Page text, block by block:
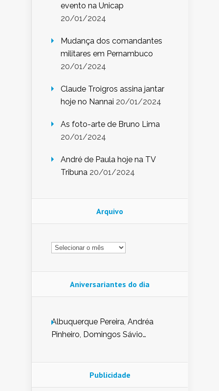
evento na Unicap
20/01/2024
Mudança dos comandantes
militares em Pernambuco
20/01/2024
Claude Troigros assina jantar
hoje no Nannai 20/01/2024
As foto-arte de Bruno Lima
20/01/2024
André de Paula hoje na TV
Tribuna 20/01/2024
Arquivo
Arquivo
Aniversariantes do dia
Albuquerque Pereira, Andréa
Pinheiro, Domingos Sávio
Nunes de Sena, Fátima Peixoto,
Glória Pereira, Kátia Mesel,
Publicidade